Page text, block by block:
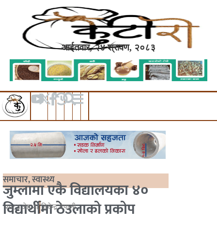
आईतवार, २४ श्रावण, २०८३
समाचार,स्वास्थ्य
जुम्लामा एकै विद्यालयका ४०
विद्यार्थीमा ठेउलाको प्रकोप
२०८३ जेष्ठ २८विवेन्द्र नेपाली